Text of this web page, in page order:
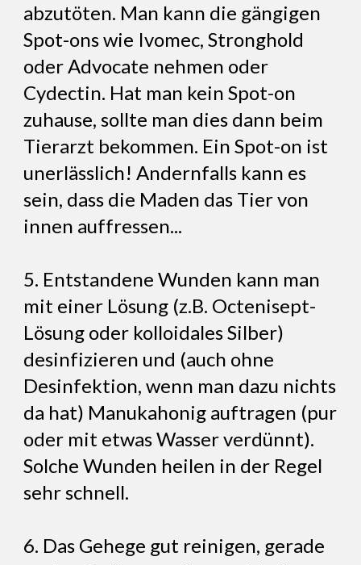
abzutöten. Man kann die gängigen
Spot-ons wie Ivomec, Stronghold
oder Advocate nehmen oder
Cydectin. Hat man kein Spot-on
zuhause, sollte man dies dann beim
Tierarzt bekommen. Ein Spot-on ist
unerlässlich! Andernfalls kann es
sein, dass die Maden das Tier von
innen auffressen...
5. Entstandene Wunden kann man
mit einer Lösung (z.B. Octenisept-
Lösung oder kolloidales Silber)
desinfizieren und (auch ohne
Desinfektion, wenn man dazu nichts
da hat) Manukahonig auftragen (pur
oder mit etwas Wasser verdünnt).
Solche Wunden heilen in der Regel
sehr schnell.
6. Das Gehege gut reinigen, gerade